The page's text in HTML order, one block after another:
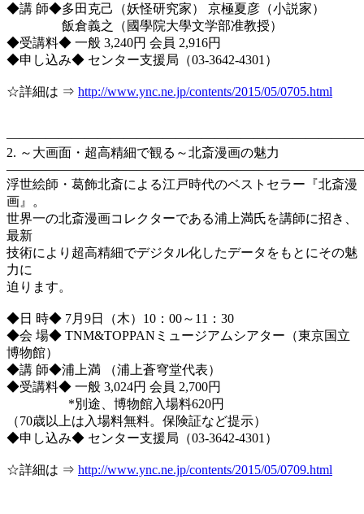
◆講 師◆多田克己（妖怪研究家） 京極夏彦（小説家）
飯倉義之（國學院大學文学部准教授）
◆受講料◆ 一般 3,240円 会員 2,916円
◆申し込み◆ センター支援局（03-3642-4301）
☆詳細は ⇒ http://www.ync.ne.jp/contents/2015/05/0705.html
2. ～大画面・超高精細で観る～北斎漫画の魅力
浮世絵師・葛飾北斎による江戸時代のベストセラー『北斎漫
画』。
世界一の北斎漫画コレクターである浦上満氏を講師に招き、
最新
技術により超高精細でデジタル化したデータをもとにその魅
力に
迫ります。
◆日 時◆ 7月9日（木）10：00～11：30
◆会 場◆ TNM&TOPPANミュージアムシアター（東京国立
博物館）
◆講 師◆浦上満 （浦上蒼穹堂代表）
◆受講料◆ 一般 3,024円 会員 2,700円
*別途、博物館入場料620円
（70歳以上は入場料無料。保険証など提示）
◆申し込み◆ センター支援局（03-3642-4301）
☆詳細は ⇒ http://www.ync.ne.jp/contents/2015/05/0709.html